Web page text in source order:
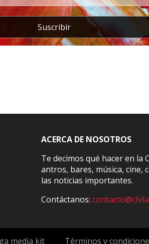
Suscribir
ACERCA DE NOSOTROS
Te decimos qué hacer en la
antros, bares, música, cine,
las noticias importantes.
Contáctanos:
media kit Términos y